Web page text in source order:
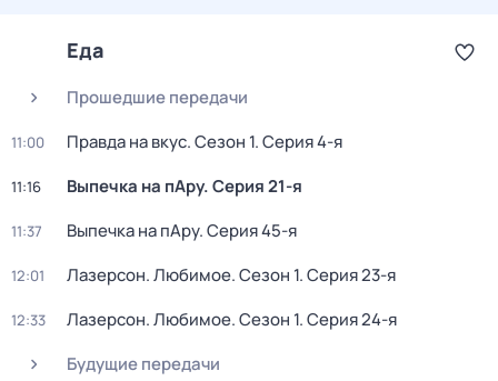
Еда
Прошедшие передачи
11:00 Правда на вкус. Сезон 1. Серия 4-я
11:16 Выпечка на пАру. Серия 21-я
11:37 Выпечка на пАру. Серия 45-я
12:01 Лазерсон. Любимое. Сезон 1. Серия 23-я
12:33 Лазерсон. Любимое. Сезон 1. Серия 24-я
Будущие передачи